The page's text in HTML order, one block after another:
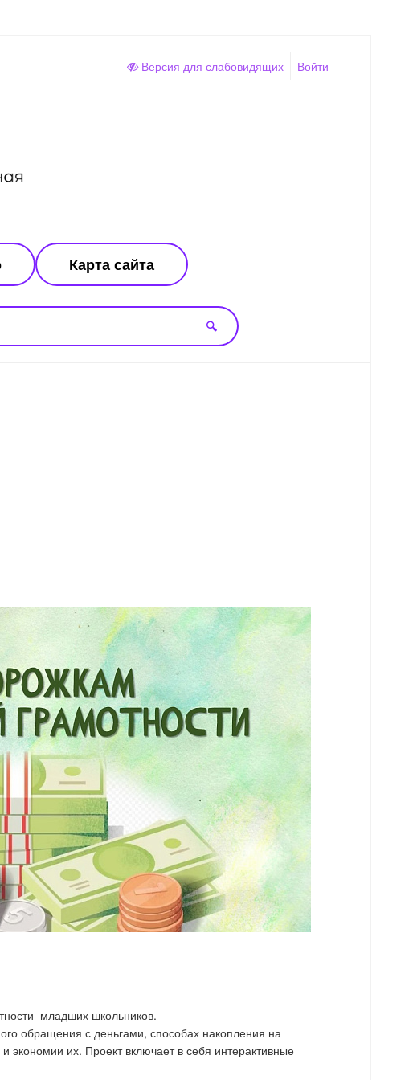
Версия для слабовидящих
Войти
Карта сайта
🔍
младших школьников.
обращения с деньгами, способах накопления на
экономии их. Проект включает в себя интерактивные